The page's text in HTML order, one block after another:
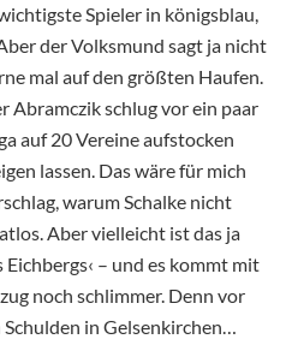
Spieler in königsblau,
der Volksmund sagt ja nicht
mal auf den größten Haufen.
Abramczik schlug vor ein paar
auf 20 Vereine aufstocken
lassen. Das wäre für mich
warum Schalke nicht
Aber vielleicht ist das ja
Eichbergs‹ – und es kommt mit
noch schlimmer. Denn vor
in Gelsenkirchen…